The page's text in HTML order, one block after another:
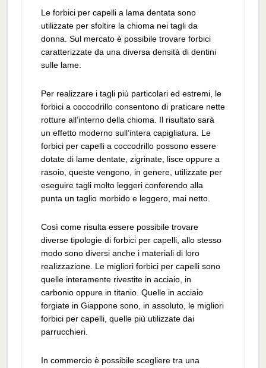
Le forbici per capelli a lama dentata sono
utilizzate per sfoltire la chioma nei tagli da
donna. Sul mercato è possibile trovare forbici
caratterizzate da una diversa densità di dentini
sulle lame.
Per realizzare i tagli più particolari ed estremi, le
forbici a coccodrillo consentono di praticare nette
rotture all’interno della chioma. Il risultato sarà
un effetto moderno sull’intera capigliatura. Le
forbici per capelli a coccodrillo possono essere
dotate di lame dentate, zigrinate, lisce oppure a
rasoio, queste vengono, in genere, utilizzate per
eseguire tagli molto leggeri conferendo alla
punta un taglio morbido e leggero, mai netto.
Così come risulta essere possibile trovare
diverse tipologie di forbici per capelli, allo stesso
modo sono diversi anche i materiali di loro
realizzazione. Le migliori forbici per capelli sono
quelle interamente rivestite in acciaio, in
carbonio oppure in titanio. Quelle in acciaio
forgiate in Giappone sono, in assoluto, le migliori
forbici per capelli, quelle più utilizzate dai
parrucchieri.
In commercio è possibile scegliere tra una